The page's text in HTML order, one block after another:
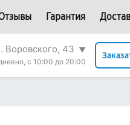
Гарантия
Воровского, 43 ▼
с 10:00 до 20:00